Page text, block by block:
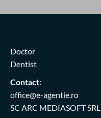
Doctor
Dentist
Contact:
office@e-agentie.ro
SC ARC MEDIASOFT SRL